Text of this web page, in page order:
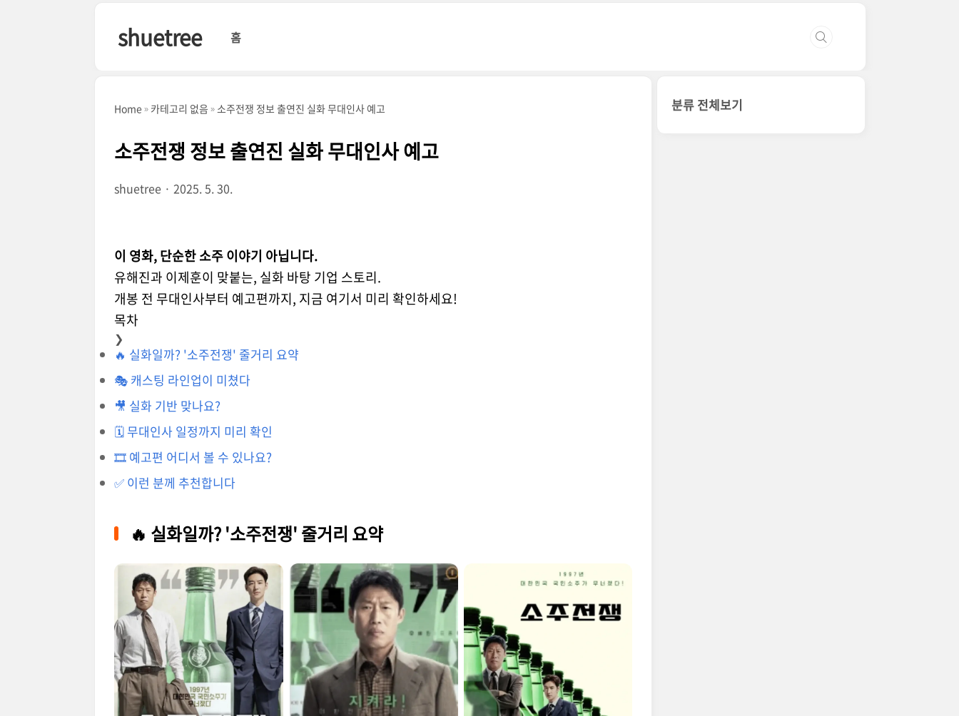
shuetree 홈
Home 카테고리 없음 소주전쟁 정보 출연진 실화 무대인사 예고
소주전쟁 정보 출연진 실화 무대인사 예고
shuetree 2025. 5. 30.
이 영화, 단순한 소주 이야기 아닙니다.
유해진과 이제훈이 맞붙는, 실화 바탕 기업 스토리.
개봉 전 무대인사부터 예고편까지, 지금 여기서 미리 확인하세요!
목차
❯
🔥 실화일까? '소주전쟁' 줄거리 요약
🎭 캐스팅 라인업이 미쳤다
🎥 실화 기반 맞나요?
🗓️ 무대인사 일정까지 미리 확인
🎞️ 예고편 어디서 볼 수 있나요?
✅ 이런 분께 추천합니다
🔥 실화일까? '소주전쟁' 줄거리 요약
분류 전체보기